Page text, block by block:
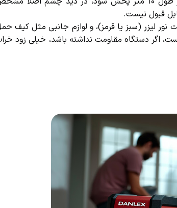
قبول نیست.
نور لیزر (سبز یا قرمز)، و لوازم جانبی مثل کیف حمل
اگر دستگاه مقاومت نداشته باشد، خیلی زود خراب